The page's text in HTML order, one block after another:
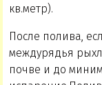
кв.метр).
После полива,
междурядья
почве и до